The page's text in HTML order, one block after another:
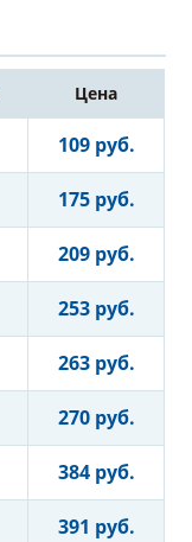
Цена
109 руб.
175 руб.
209 руб.
253 руб.
263 руб.
270 руб.
384 руб.
391 руб.